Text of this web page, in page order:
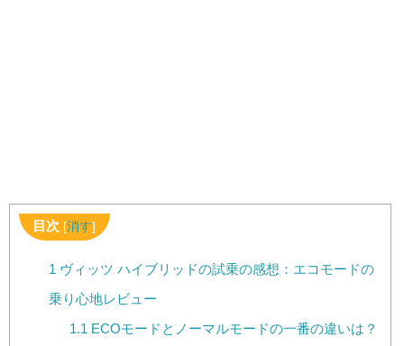
目次 [消す]
1 ヴィッツ ハイブリッドの試乗の感想：エコモードの
乗り心地レビュー
1.1 ECOモードとノーマルモードの一番の違いは？